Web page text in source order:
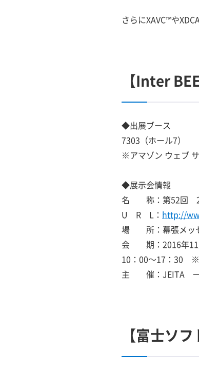
さらにXAVC™や
【Inter
◆出展ブース
7303（ホール7）
※アマゾン ウェブ
◆展示会情報
名 称：第52回
U R L： http://
場 所：幕張メッ
会 期：2016年11
10：00～17：30
主 催：JEITA 一
【富士ソ